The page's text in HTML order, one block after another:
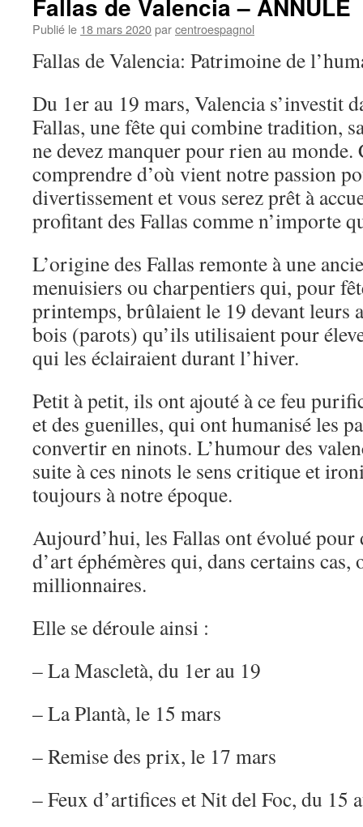
Fallas de Valencia – ANNULÉ
Publié le 18 mars 2020parcentroespagnol
Fallas de Valencia: Patrimoine de
Du 1er au 19 mars, Valencia s’investit
Fallas, une fête qui combine tradition,
ne devez manquer pour rien au
comprendre d’où vient notre passion
divertissement et vous serez prêt à
profitant des Fallas comme n’importe
L’origine des Fallas remonte à une
menuisiers ou charpentiers qui, pour
printemps, brûlaient le 19 devant leurs
bois (parots) qu’ils utilisaient pour
qui les éclairaient durant l’hiver.
Petit à petit, ils ont ajouté à ce feu
et des guenilles, qui ont humanisé les
convertir en ninots. L’humour des
suite à ces ninots le sens critique et
toujours à notre époque.
Aujourd’hui, les Fallas ont évolué
d’art éphémères qui, dans certains cas,
millionnaires.
Elle se déroule ainsi :
– La Mascletà, du 1er au 19
– La Plantà, le 15 mars
– Remise des prix, le 17 mars
– Feux d’artifices et Nit del Foc, du 15